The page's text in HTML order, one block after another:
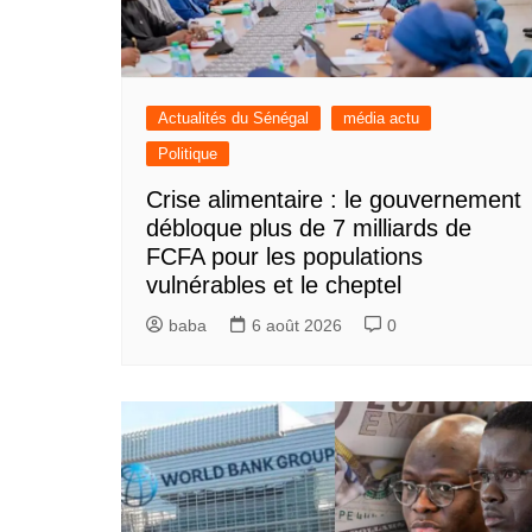
Actualités du Sénégal
média actu
Politique
Crise alimentaire : le gouvernement
débloque plus de 7 milliards de
FCFA pour les populations
vulnérables et le cheptel
baba 6 août 2026 0